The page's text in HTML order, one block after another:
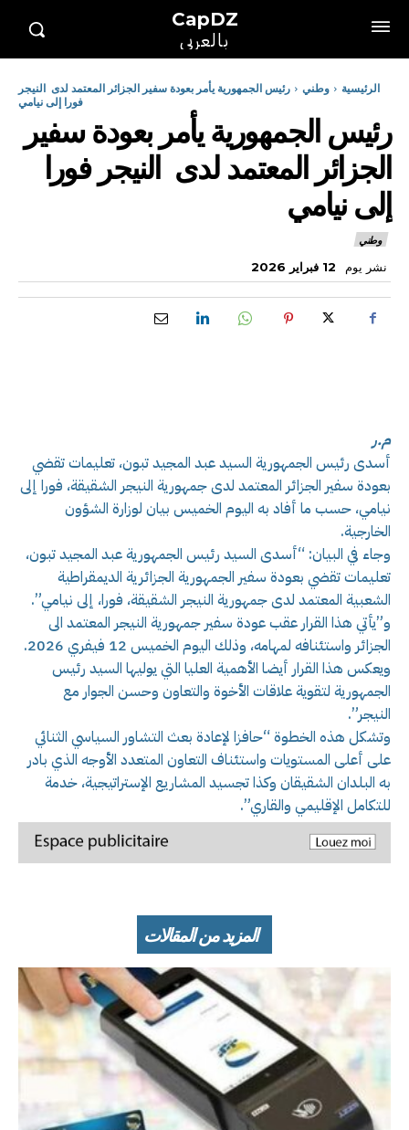
CapDZ
بالعربي
الرئيسية وطني
رئيس الجمهورية يأمر بعودة سفير الجزائر المعتمد لدى النيجر
فورا إلى نيامي
رئيس الجمهورية يأمر بعودة سفير
الجزائر المعتمد لدى النيجر فورا
إلى نيامي
وطني
نشر يوم 12 فبراير 2026
م.ر
أسدى رئيس الجمهورية السيد عبد المجيد تبون، تعليمات تقضي
بعودة سفير الجزائر المعتمد لدى جمهورية النيجر الشقيقة، فورا إلى
نيامي، حسب ما أفاد به اليوم الخميس بيان لوزارة الشؤون
الخارجية.
وجاء في البيان: “أسدى السيد رئيس الجمهورية عبد المجيد تبون،
تعليمات تقضي بعودة سفير الجمهورية الجزائرية الديمقراطية
الشعبية المعتمد لدى جمهورية النيجر الشقيقة، فورا، إلى نيامي”.
و”يأتي هذا القرار عقب عودة سفير جمهورية النيجر المعتمد الى
الجزائر واستئنافه لمهامه، وذلك اليوم الخميس 12 فيفري 2026.
ويعكس هذا القرار أيضا الأهمية العليا التي يوليها السيد رئيس
الجمهورية لتقوية علاقات الأخوة والتعاون وحسن الجوار مع
النيجر”.
وتشكل هذه الخطوة “حافزا لإعادة بعث التشاور السياسي الثنائي
على أعلى المستويات واستئناف التعاون المتعدد الأوجه الذي بادر
به البلدان الشقيقان وكذا تجسيد المشاريع الإستراتيجية، خدمة
للتكامل الإقليمي والقاري”.
المزيد من المقالات